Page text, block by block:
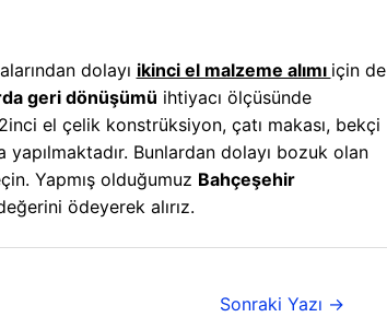
dolayı ikinci el malzeme alımı için de
geri dönüşümü ihtiyacı ölçüsünde
el çelik konstrüksiyon, çatı makası, bekçi
Bunlardan dolayı bozuk olan
Yapmış olduğumuz Bahçeşehir
ödeyerek alırız.
Sonraki Yazı →